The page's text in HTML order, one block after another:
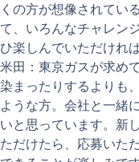
くの方が想像されてい
て、いろんなチャレン
ひ楽しんでいただけれ
米田：東京ガスが求め
染まったりするよりも
ような方。会社と一緒
いと思っています。新
ただけたら、応募いた